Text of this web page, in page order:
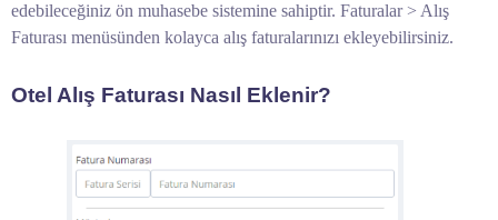
edebileceğiniz ön muhasebe sistemine sahiptir. Faturalar > Alış
Faturası menüsünden kolayca alış faturalarınızı ekleyebilirsiniz.
Otel Alış Faturası Nasıl Eklenir?